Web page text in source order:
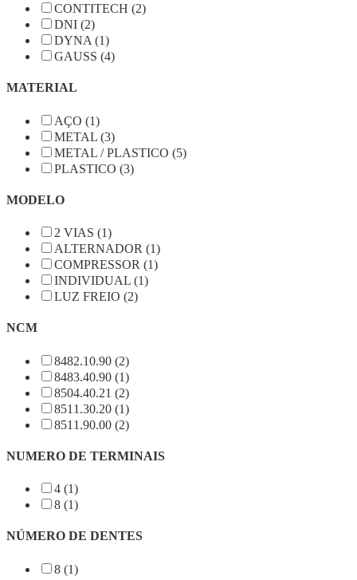
CONTITECH (2)
DNI (2)
DYNA (1)
GAUSS (4)
MATERIAL
AÇO (1)
METAL (3)
METAL / PLASTICO (5)
PLASTICO (3)
MODELO
2 VIAS (1)
ALTERNADOR (1)
COMPRESSOR (1)
INDIVIDUAL (1)
LUZ FREIO (2)
NCM
8482.10.90 (2)
8483.40.90 (1)
8504.40.21 (2)
8511.30.20 (1)
8511.90.00 (2)
NUMERO DE TERMINAIS
4 (1)
8 (1)
NÚMERO DE DENTES
8 (1)